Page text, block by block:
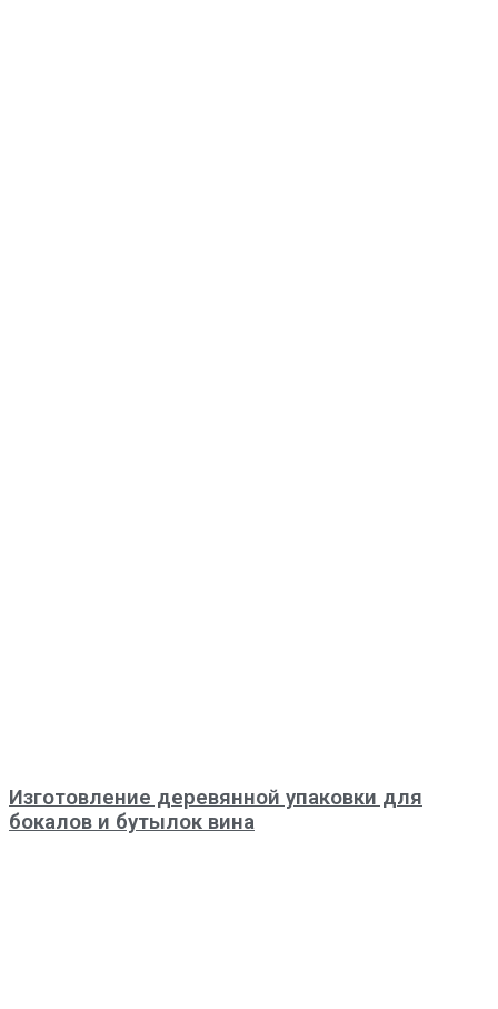
Изготовление деревянной упаковки для
бокалов и бутылок вина